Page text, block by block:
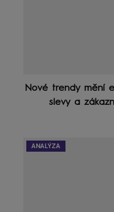
Nové trendy mění
slevy a
ANALÝZA